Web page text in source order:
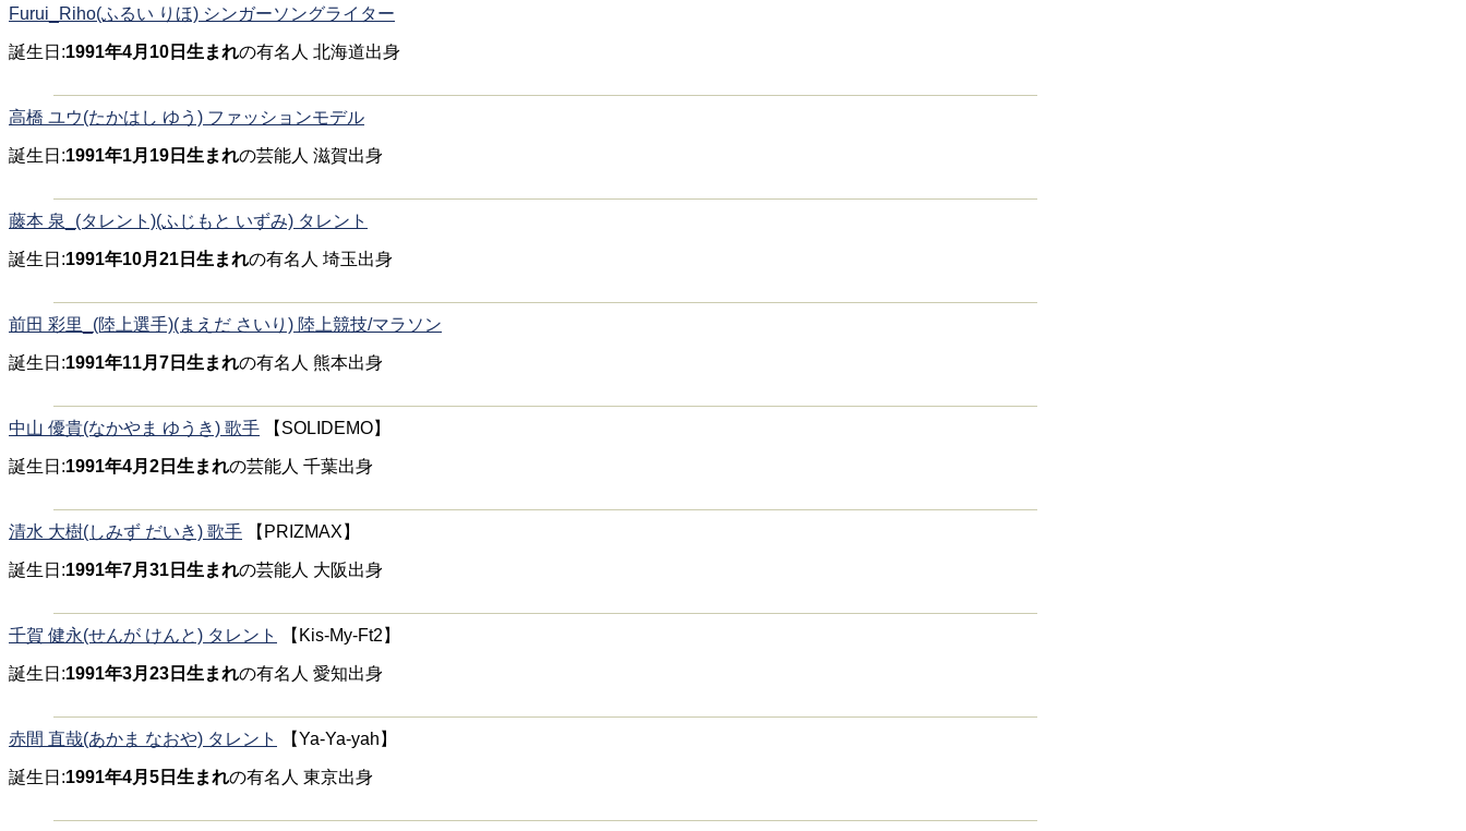
Furui_Riho(ふるい りほ) シンガーソングライター
誕生日:1991年4月10日生まれの有名人 北海道出身
高橋 ユウ(たかはし ゆう) ファッションモデル
誕生日:1991年1月19日生まれの芸能人 滋賀出身
藤本 泉_(タレント)(ふじもと いずみ) タレント
誕生日:1991年10月21日生まれの有名人 埼玉出身
前田 彩里_(陸上選手)(まえだ さいり) 陸上競技/マラソン
誕生日:1991年11月7日生まれの有名人 熊本出身
中山 優貴(なかやま ゆうき) 歌手 【SOLIDEMO】
誕生日:1991年4月2日生まれの芸能人 千葉出身
清水 大樹(しみず だいき) 歌手 【PRIZMAX】
誕生日:1991年7月31日生まれの芸能人 大阪出身
千賀 健永(せんが けんと) タレント 【Kis-My-Ft2】
誕生日:1991年3月23日生まれの有名人 愛知出身
赤間 直哉(あかま なおや) タレント 【Ya-Ya-yah】
誕生日:1991年4月5日生まれの有名人 東京出身